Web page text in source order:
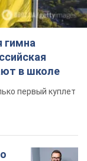
гимна
в школе
первый куплет